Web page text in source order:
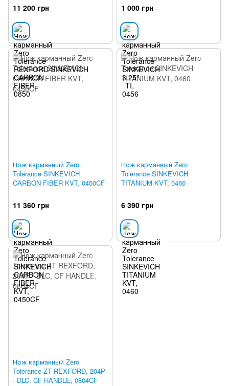
11 200 грн 1 000 грн
Нож карманный Zero
Tolerance SINKEVICH
CARBON FIBER KVT, 0450CF
11 360 грн
Нож карманный Zero
Tolerance SINKEVICH
TITANIUM KVT, 0460
6 390 грн
Нож карманный Zero
Tolerance ZT REXFORD, 204P
- DLC, CF HANDLE, 0804CF